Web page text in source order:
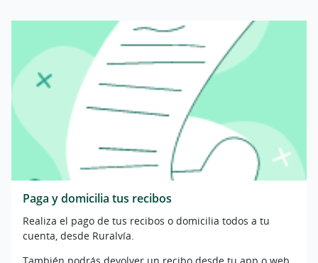
Paga y domicilia tus recibos
Realiza el pago de tus recibos o domicilia todos a tu
cuenta, desde Ruralvía.